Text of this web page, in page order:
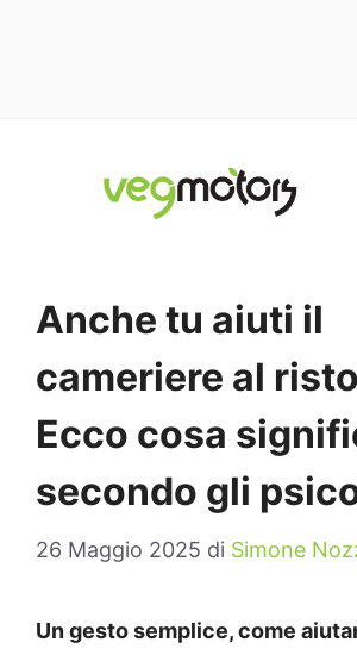
Anche tu aiuti il
cameriere al
Ecco cosa
secondo gli
26 Maggio 2025 di Simone
Un gesto semplice, come